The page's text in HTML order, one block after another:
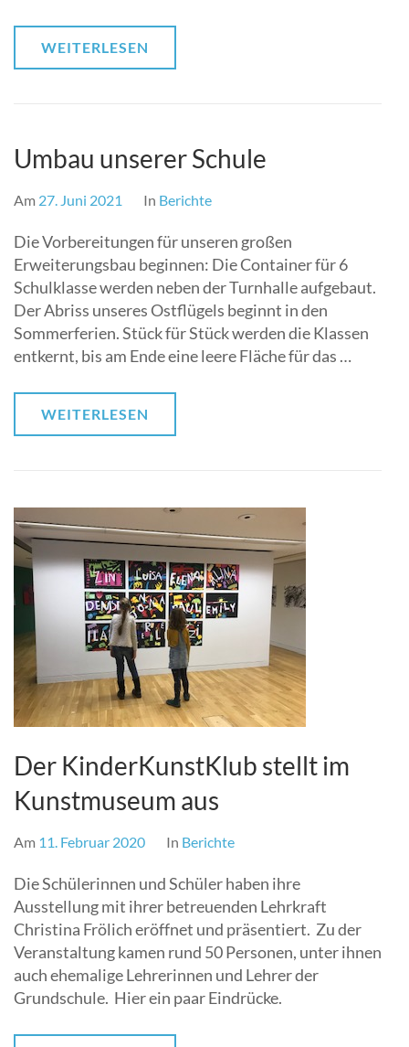
WEITERLESEN
Umbau unserer Schule
Am 27. Juni 2021 In Berichte
Die Vorbereitungen für unseren großen
Erweiterungsbau beginnen: Die Container für 6
Schulklasse werden neben der Turnhalle aufgebaut.
Der Abriss unseres Ostflügels beginnt in den
Sommerferien. Stück für Stück werden die Klassen
entkernt, bis am Ende eine leere Fläche für das …
WEITERLESEN
Der KinderKunstKlub stellt im
Kunstmuseum aus
Am 11. Februar 2020 In Berichte
Die Schülerinnen und Schüler haben ihre
Ausstellung mit ihrer betreuenden Lehrkraft
Christina Frölich eröffnet und präsentiert. Zu der
Veranstaltung kamen rund 50 Personen, unter ihnen
auch ehemalige Lehrerinnen und Lehrer der
Grundschule. Hier ein paar Eindrücke.